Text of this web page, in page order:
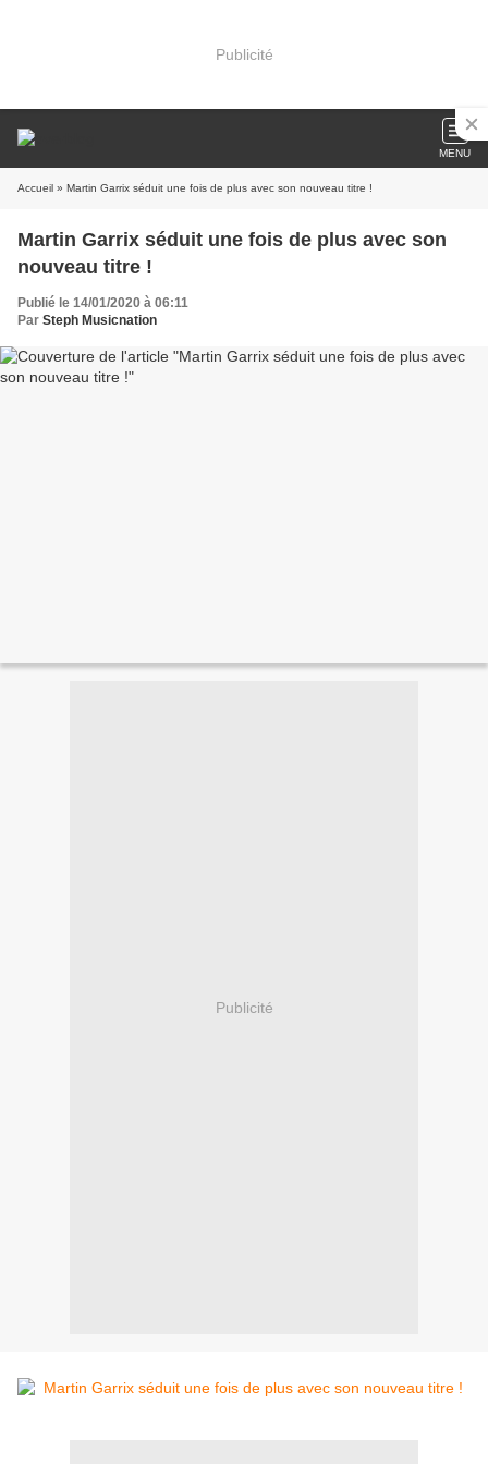
Publicité
MENU
Accueil » Martin Garrix séduit une fois de plus avec son nouveau titre !
Martin Garrix séduit une fois de plus avec son
nouveau titre !
Publié le 14/01/2020 à 06:11
Par Steph Musicnation
Publicité